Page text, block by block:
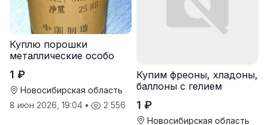
Куплю порошки
металлические особо
1 ₽
Новосибирская область
8 июн 2026, 19:04 • 2 556
Купим фреоны, хладоны,
баллоны с гелием
1 ₽
Новосибирская область